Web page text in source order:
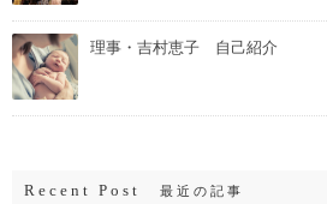
理事・吉村恵子 自己紹介
Recent Post 最近の記事